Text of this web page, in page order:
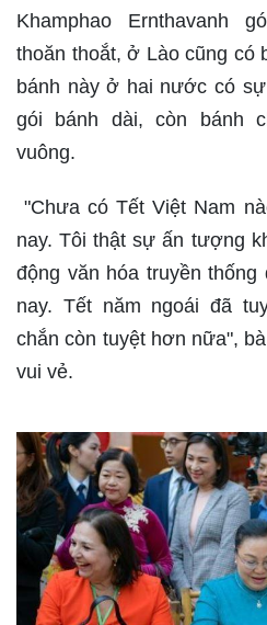
Khamphao Ernthavanh
thoăn thoắt, ở Lào cũng có
bánh này ở hai nước có
gói bánh dài, còn bánh
vuông.
"Chưa có Tết Việt Nam
nay. Tôi thật sự ấn tượng
động văn hóa truyền
nay. Tết năm ngoái đã
chắn còn tuyệt hơn nữa",
vui vẻ.